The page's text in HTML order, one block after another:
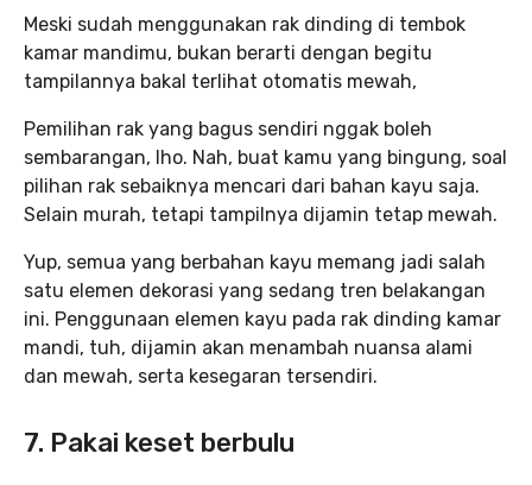
Meski sudah menggunakan rak dinding di tembok
kamar mandimu, bukan berarti dengan begitu
tampilannya bakal terlihat otomatis mewah,
Pemilihan rak yang bagus sendiri nggak boleh
sembarangan, lho. Nah, buat kamu yang bingung, soal
pilihan rak sebaiknya mencari dari bahan kayu saja.
Selain murah, tetapi tampilnya dijamin tetap mewah.
Yup, semua yang berbahan kayu memang jadi salah
satu elemen dekorasi yang sedang tren belakangan
ini. Penggunaan elemen kayu pada rak dinding kamar
mandi, tuh, dijamin akan menambah nuansa alami
dan mewah, serta kesegaran tersendiri.
7. Pakai keset berbulu